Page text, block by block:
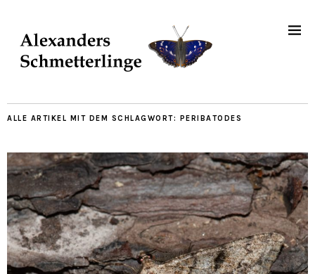
ALLE ARTIKEL MIT DEM SCHLAGWORT: PERIBATODES